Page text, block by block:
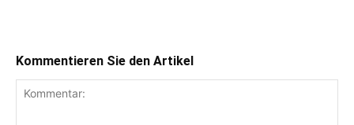
Kommentieren Sie den Artikel